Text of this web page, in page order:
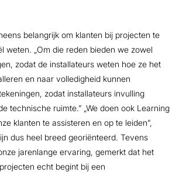
belangrijk om klanten bij projecten te
weten. „Om die reden bieden we zowel
zodat de installateurs weten hoe ze het
en naar volledigheid kunnen
zodat installateurs invulling
technische ruimte.” „We doen ook Learning
klanten te assisteren en op te leiden”,
dus heel breed georiënteerd. Tevens
jarenlange ervaring, gemerkt dat het
echt begint bij een